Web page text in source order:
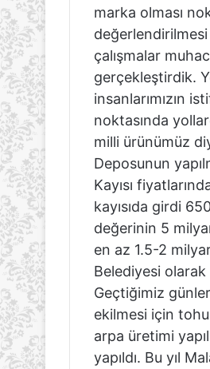
marka olması
değerlendirilmesi
çalışmalar
gerçekleştirdik.
insanlarımızın
noktasında
milli ürünümüz
Deposunun
Kayısı
kayısıda girdi
değerinin 5
en az 1.5-2
Belediyesi olarak
Geçtiğimiz
ekilmesi için
arpa üretimi
yapıldı. Bu yıl